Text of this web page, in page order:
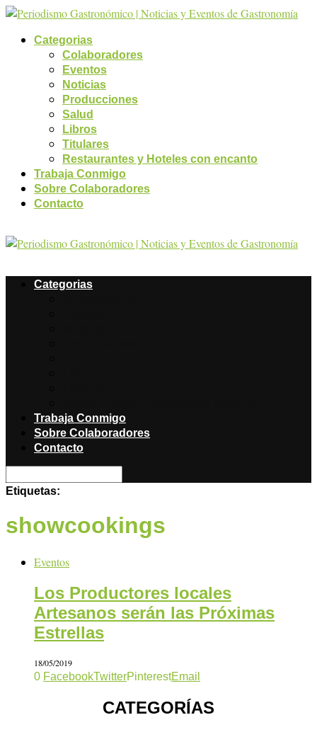
Categorias
Colaboradores
Eventos
Noticias
Producciones
Salud
Libros
Titulares
Restaurantes y Hoteles con encanto
Trabaja Conmigo
Sobre Colaboradores
Contacto
Categorias
Trabaja Conmigo
Sobre Colaboradores
Contacto
Etiquetas:
showcookings
Eventos
Los Productores locales
Artesanos serán las Próximas
Estrellas
18/05/2019
0 FacebookTwitterPinterestEmail
CATEGORÍAS